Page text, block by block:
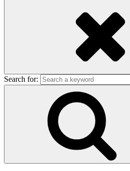
Search for: